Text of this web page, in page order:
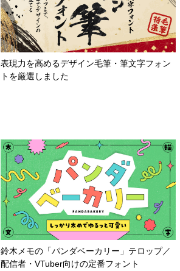
表現力を高めるデザイン毛筆・筆文字フォン
トを厳選しました
鈴木メモの「パンダベーカリー」テロップ／
配信者・VTuber向けの定番フォント